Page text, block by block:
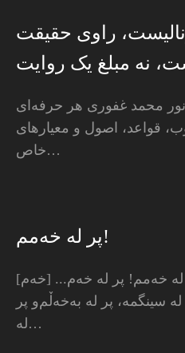
راوی حقیقت
نه مبلغ یک روایت
نور محمد غفوری هر حرفه‌ای
قواعد، اصول و معیارهای
خاص…
پر له خەمم!
[خه‌م] پر له خەمم! پر لە خەم...
سینگمە، پر لە بەخەڵم‌و پر
لە…